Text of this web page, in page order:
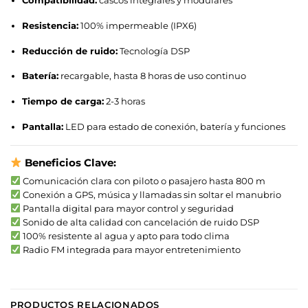
Resistencia:100% impermeable (IPX6)
Reducción de ruido:Tecnología DSP
Batería:recargable, hasta 8 horas de uso continuo
Tiempo de carga:2-3 horas
Pantalla:LED para estado de conexión, batería y funciones
Beneficios Clave:
Comunicación clara con piloto o pasajero hasta 800 m
Conexión a GPS, música y llamadas sin soltar el manubrio
Pantalla digital para mayor control y seguridad
Sonido de alta calidad con cancelación de ruido DSP
100% resistente al agua y apto para todo clima
Radio FM integrada para mayor entretenimiento
PRODUCTOS RELACIONADOS